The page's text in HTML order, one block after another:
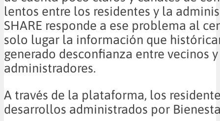
lentos entre los residentes y la
SHARE responde a ese problema al
solo lugar la información que
generado desconfianza entre vecinos y
administradores.
A través de la plataforma, los
desarrollos administrados por